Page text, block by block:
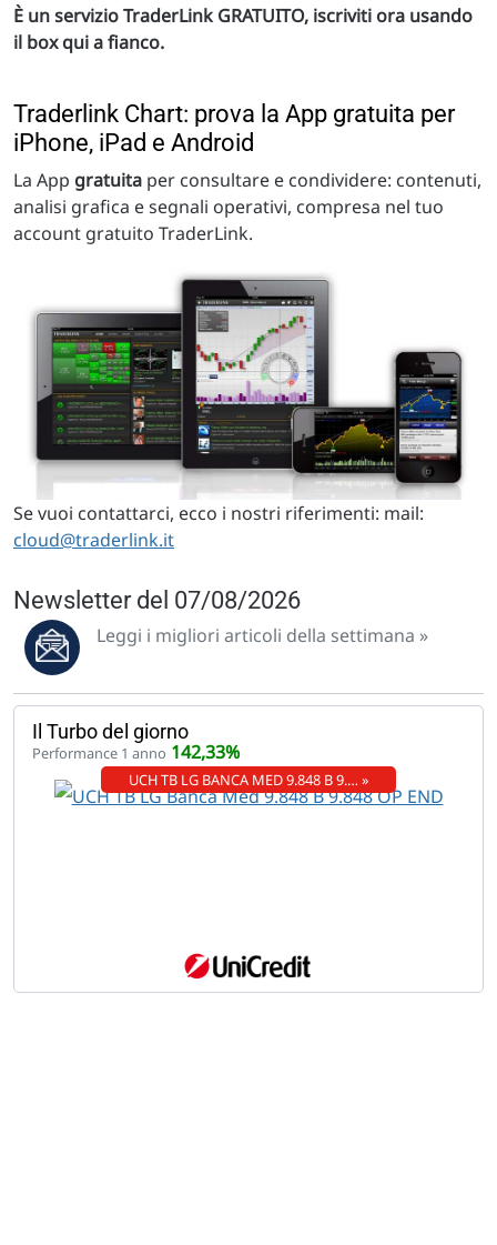
È un servizio TraderLink GRATUITO, iscriviti ora usando
il box qui a fianco.
Traderlink Chart: prova la App gratuita per
iPhone, iPad e Android
La App gratuita per consultare e condividere: contenuti,
analisi grafica e segnali operativi, compresa nel tuo
account gratuito TraderLink.
Se vuoi contattarci, ecco i nostri riferimenti: mail:
cloud@traderlink.it
Newsletter del 07/08/2026
Leggi i migliori articoli della settimana »
Il Turbo del giorno
Performance 1 anno 142,33%
UCH TB LG BANCA MED 9.848 B 9.… »